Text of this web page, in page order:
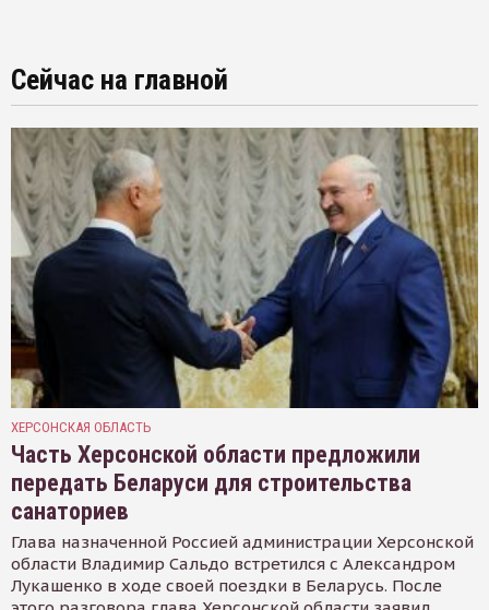
Сейчас на главной
ХЕРСОНСКАЯ ОБЛАСТЬ
Часть Херсонской области предложили
передать Беларуси для строительства
санаториев
Глава назначенной Россией администрации Херсонской
области Владимир Сальдо встретился с Александром
Лукашенко в ходе своей поездки в Беларусь. После